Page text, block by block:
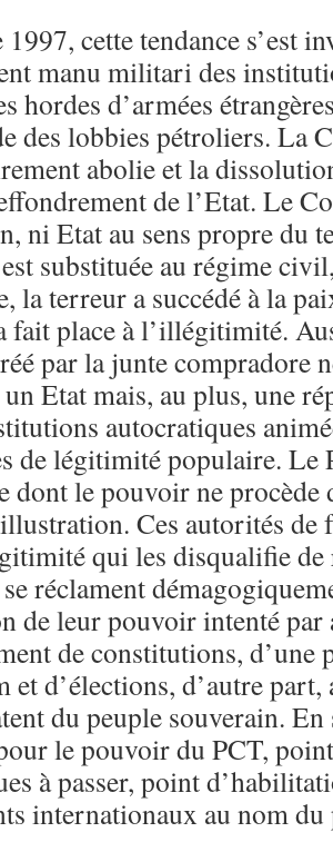
cette tendance s’est
manu militari des
hordes d’armées
des lobbies pétroliers. La
abolie et la
de l’Etat. Le
ni Etat au sens propre du
substituée au régime
la terreur a succédé à la
fait place à l’illégitimité.
par la junte compradore
Etat mais, au plus, une
autocratiques
de légitimité populaire. Le
dont le pouvoir ne procède
Ces autorités de
qui les disqualifie de
réclament
de leur pouvoir intenté par
de constitutions, d’une
et d’élections, d’autre part,
du peuple souverain.
le pouvoir du PCT,
à passer, point
internationaux au nom du